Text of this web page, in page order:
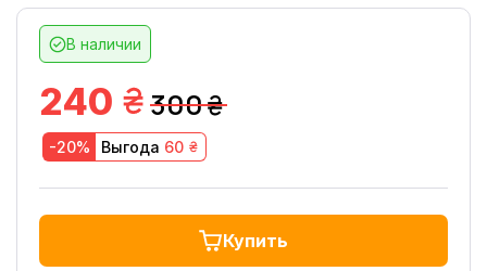
В наличии
300
грн.
240 грн.
-20% Выгода 60 грн.
Купить